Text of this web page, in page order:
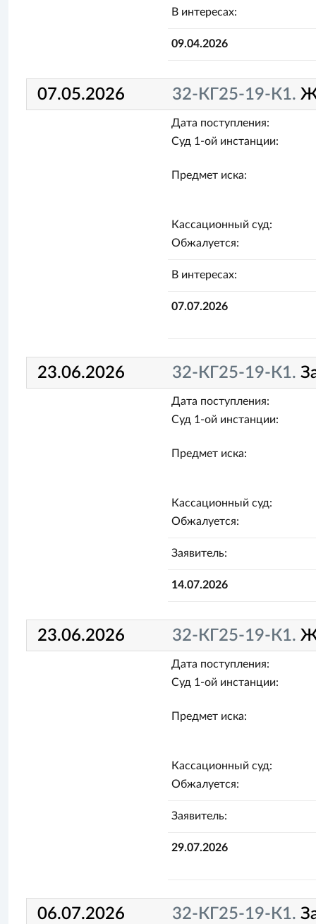
В интересах:
09.04.2026
07.05.2026 32-КГ25-19-К1.
Дата поступления:
Суд 1-ой инстанции:
Предмет иска:
Кассационный суд:
Обжалуется:
В интересах:
07.07.2026
23.06.2026 32-КГ25-19-К1.
Дата поступления:
Суд 1-ой инстанции:
Предмет иска:
Кассационный суд:
Обжалуется:
Заявитель:
14.07.2026
23.06.2026 32-КГ25-19-К1.
Дата поступления:
Суд 1-ой инстанции:
Предмет иска:
Кассационный суд:
Обжалуется:
Заявитель:
29.07.2026
06.07.2026 32-КГ25-19-К1.